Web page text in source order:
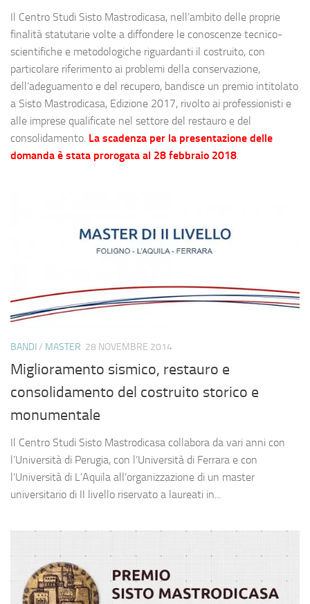
Il Centro Studi Sisto Mastrodicasa, nell’ambito delle proprie
finalità statutarie volte a diffondere le conoscenze tecnico-
scientifiche e metodologiche riguardanti il costruito, con
particolare riferimento ai problemi della conservazione,
dell’adeguamento e del recupero, bandisce un premio intitolato
a Sisto Mastrodicasa, Edizione 2017, rivolto ai professionisti e
alle imprese qualificate nel settore del restauro e del
consolidamento. La scadenza per la presentazione delle
domanda è stata prorogata al 28 febbraio 2018.
BANDI/ MASTER 28 NOVEMBRE 2014
Miglioramento sismico, restauro e
consolidamento del costruito storico e
monumentale
Il Centro Studi Sisto Mastrodicasa collabora da vari anni con
l’Università di Perugia, con l’Università di Ferrara e con
l’Università di L’Aquila all’organizzazione di un master
universitario di II livello riservato a laureati in...